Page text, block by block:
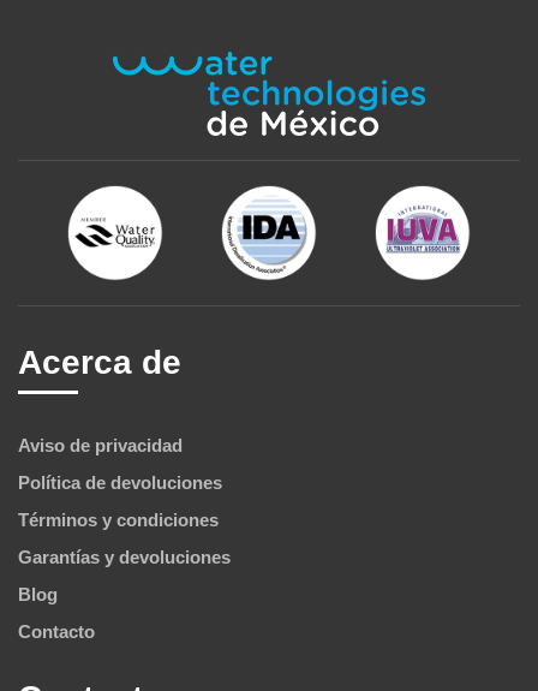
Acerca de
Aviso de privacidad
Política de devoluciones
Términos y condiciones
Garantías y devoluciones
Blog
Contacto